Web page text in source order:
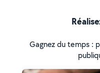
Gagnez du temps :